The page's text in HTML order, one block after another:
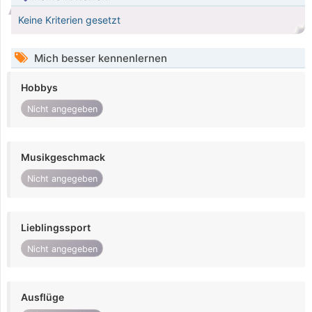
Keine Kriterien gesetzt
Mich besser kennenlernen
Hobbys
Nicht angegeben
Musikgeschmack
Nicht angegeben
Lieblingssport
Nicht angegeben
Ausflüge